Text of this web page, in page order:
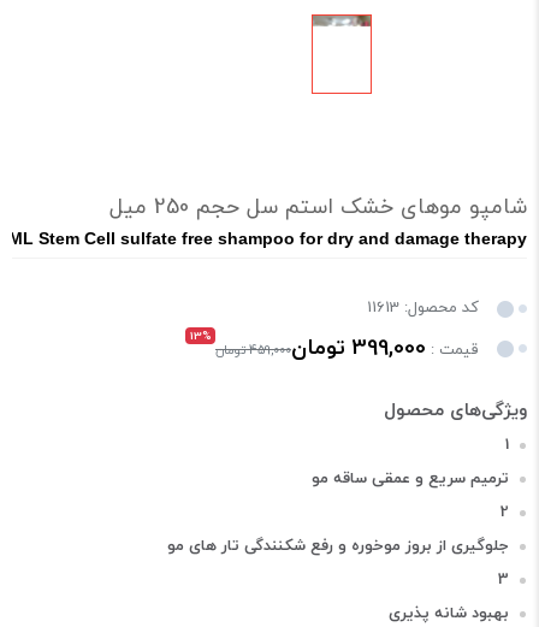
شامپو موهای خشک استم سل حجم 250 میل
Stem Cell sulfate free shampoo for dry and damage therapy
کد محصول: 11613
قیمت : 399,000 تومان 13%
459,000 تومان
1
ترمیم سریع و عمقی ساقه مو
2
جلوگیری از بروز موخوره و رفع شکنندگی تار های مو
3
بهبود شانه پذیری